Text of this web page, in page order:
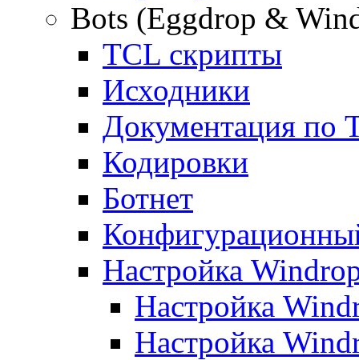
Bots (Eggdrop &
TCL скрипты
Исходники
Документация по
Кодировки
Ботнет
Настройка
Настройка
Настройка